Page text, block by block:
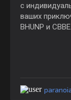
с
ваших
BHUNP и